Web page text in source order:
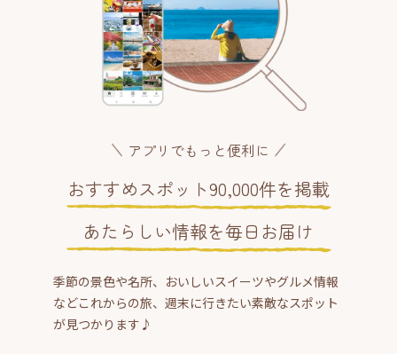
アプリでもっと便利に
おすすめスポット90,000件を掲載
あたらしい情報を毎日お届け
季節の景色や名所、おいしいスイーツやグルメ情報
などこれからの旅、週末に行きたい素敵なスポット
が見つかります♪